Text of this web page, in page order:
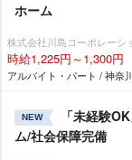
ホーム
株式会社川島コーポレーシ
時給1,225円～1,300円
アルバイト・パート / 神奈
NEW
「未経験
ム/社会保障完備